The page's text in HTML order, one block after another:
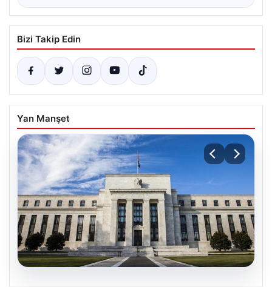
Bizi Takip Edin
Yan Manşet
07.08.2026